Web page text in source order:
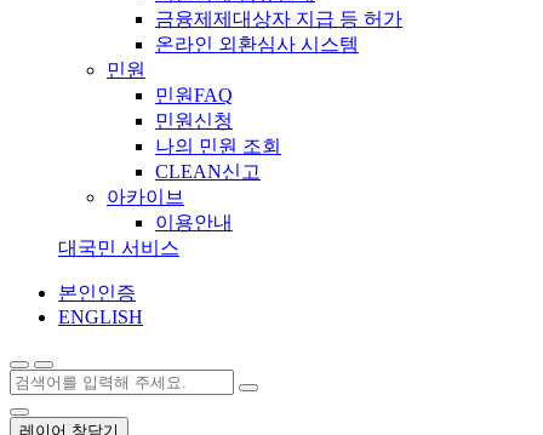
금융제제대상자 지급 등 허가
온라인 외환심사 시스템
민원
민원FAQ
민원신청
나의 민원 조회
CLEAN신고
아카이브
이용안내
대국민 서비스
본인인증
ENGLISH
레이어 창닫기